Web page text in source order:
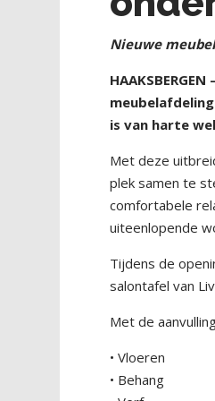
Nieuwe
is van harte
Met deze
plek samen te
comfortabele
uiteenlopende
Tijdens de
salontafel van
Met de
• Vloeren
• Behang